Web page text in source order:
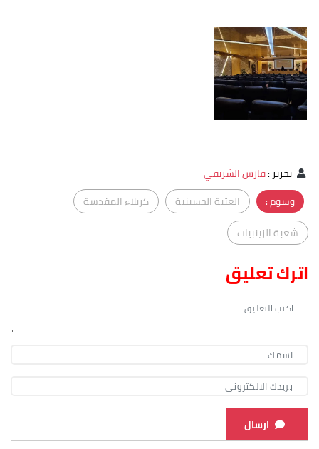
تحرير:فارس الشريفي
وسوم :
العتبة الحسينية
كربلاء المقدسة
شعبة الزينبيات
اترك تعليق
ارسال